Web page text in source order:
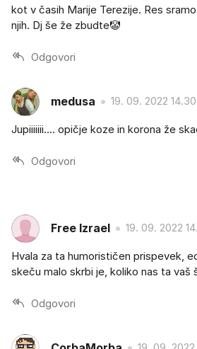
kot v časih Marije Terezije. Res
njih. Dj še že zbudte🤡
Odgovori
medusa 19. 09. 2022 14.30
Jupiiiiiii.... opičje koze in korona že
Odgovori
Free Izrael 19. 09. 2022
Hvala za ta humorističen prispevek,
skeču malo skrbi je, koliko nas ta vaš
Odgovori